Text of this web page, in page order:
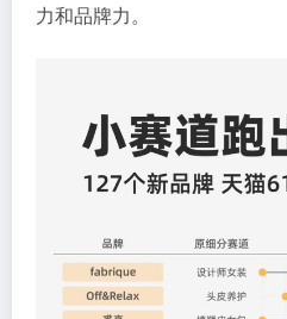
力和品牌力。